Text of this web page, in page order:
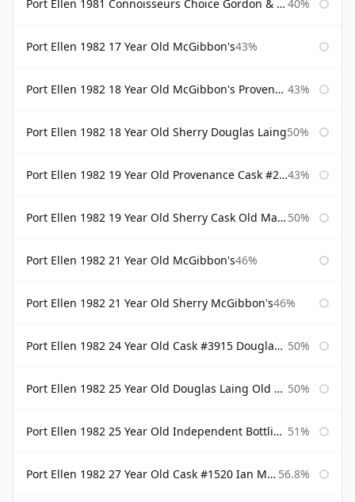
Port Ellen 1981 Connoisseurs Choice Gordon & Macphail 40%
Port Ellen 1982 17 Year Old McGibbon's43%
Port Ellen 1982 18 Year Old McGibbon's Provenance 43%
Port Ellen 1982 18 Year Old Sherry Douglas Laing50%
Port Ellen 1982 19 Year Old Provenance Cask #2733 McGibbon's 43%
Port Ellen 1982 19 Year Old Sherry Cask Old Malt Cask Douglas Laing 50%
Port Ellen 1982 21 Year Old McGibbon's46%
Port Ellen 1982 21 Year Old Sherry McGibbon's46%
Port Ellen 1982 24 Year Old Cask #3915 Douglas Laing Old Malt Cask 50%
Port Ellen 1982 25 Year Old Douglas Laing Old Malt Cask 50%
Port Ellen 1982 25 Year Old Independent Bottling Bottled 2007 51%
Port Ellen 1982 27 Year Old Cask #1520 Ian Macleod Chieftain 56.8%